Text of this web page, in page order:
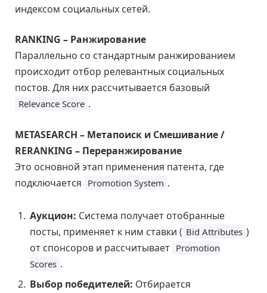
индексом социальных сетей.
RANKING – Ранжирование
Параллельно со стандартным ранжированием
происходит отбор релевантных социальных
постов. Для них рассчитывается базовый
Relevance Score .
METASEARCH – Метапоиск и Смешивание /
RERANKING – Переранжирование
Это основной этап применения патента, где
подключается Promotion System .
Аукцион: Система получает отобранные
посты, применяет к ним ставки ( Bid Attributes )
от спонсоров и рассчитывает Promotion
Scores .
Выбор победителей: Отбирается